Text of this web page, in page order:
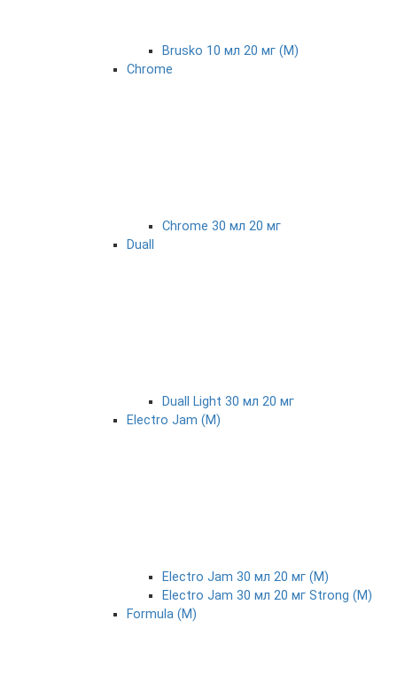
Brusko 10 мл 20 мг (М)
Chrome
Chrome 30 мл 20 мг
Duall
Duall Light 30 мл 20 мг
Electro Jam (М)
Electro Jam 30 мл 20 мг (М)
Electro Jam 30 мл 20 мг Strong (М)
Formula (М)